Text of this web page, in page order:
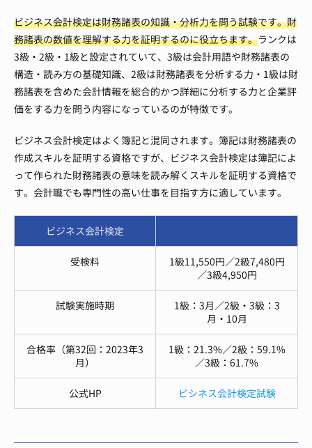
ビジネス会計検定は財務諸表の知識・分析力を問う試験です。財
務諸表の数値を理解する力を証明するのに役立ちます。ランクは
3級・2級・1級と設定されていて、3級は会計用語や財務諸表の
構造・読み方の基礎知識、2級は財務諸表を分析する力・1級は財
務諸表を含めた会計情報を総合的かつ詳細に分析する力と企業評
価をする力を問う内容になっているのが特徴です。
ビジネス会計検定はよく簿記と混同されます。簿記は財務諸表の
作成スキルを証明する資格ですが、ビジネス会計検定は簿記によ
って作られた財務諸表の意味を読み解くスキルを証明する資格で
す。会計職でも専門性の高い仕事を目指す方に適しています。
ビジネス会計検定
受検料
1級11,550円／2級7,480円
／3級4,950円
試験実施時期
1級：3月／2級・3級：3
月・10月
合格率（第32回：2023年3
月）
1級：21.3%／2級：59.1%
／3級：61.7%
公式HP ビシネス会計検定試験